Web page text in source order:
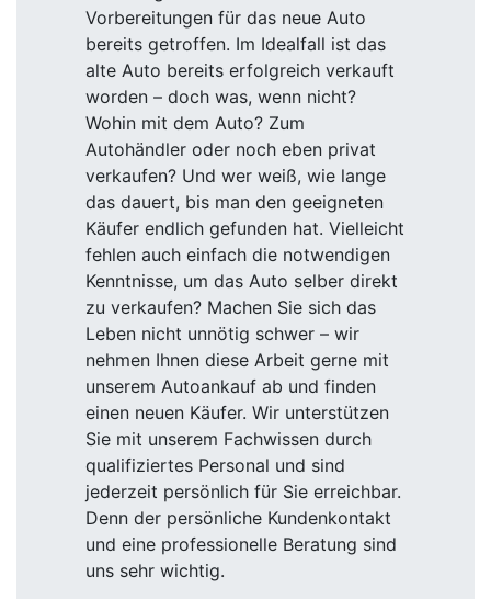
Vorbereitungen für das neue Auto
bereits getroffen. Im Idealfall ist das
alte Auto bereits erfolgreich verkauft
worden – doch was, wenn nicht?
Wohin mit dem Auto? Zum
Autohändler oder noch eben privat
verkaufen? Und wer weiß, wie lange
das dauert, bis man den geeigneten
Käufer endlich gefunden hat. Vielleicht
fehlen auch einfach die notwendigen
Kenntnisse, um das Auto selber direkt
zu verkaufen? Machen Sie sich das
Leben nicht unnötig schwer – wir
nehmen Ihnen diese Arbeit gerne mit
unserem Autoankauf ab und finden
einen neuen Käufer. Wir unterstützen
Sie mit unserem Fachwissen durch
qualifiziertes Personal und sind
jederzeit persönlich für Sie erreichbar.
Denn der persönliche Kundenkontakt
und eine professionelle Beratung sind
uns sehr wichtig.